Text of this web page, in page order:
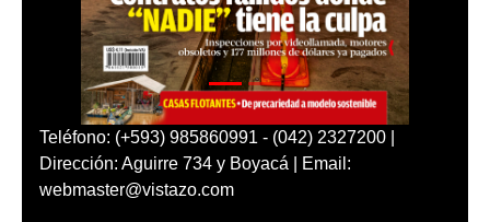
Teléfono: (+593) 985860991 - (042) 2327200 |
Dirección: Aguirre 734 y Boyacá | Email:
webmaster@vistazo.com